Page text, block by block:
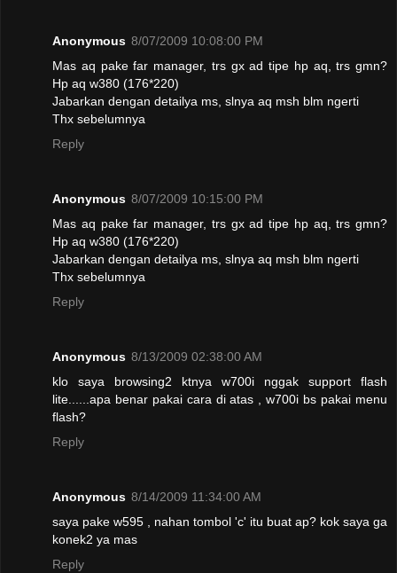
Anonymous 8/07/2009 10:08:00 PM
Mas aq pake far manager, trs gx ad tipe hp aq, trs gmn?
Hp aq w380 (176*220)
Jabarkan dengan detailya ms, slnya aq msh blm ngerti
Thx sebelumnya
Reply
Anonymous 8/07/2009 10:15:00 PM
Mas aq pake far manager, trs gx ad tipe hp aq, trs gmn?
Hp aq w380 (176*220)
Jabarkan dengan detailya ms, slnya aq msh blm ngerti
Thx sebelumnya
Reply
Anonymous 8/13/2009 02:38:00 AM
klo saya browsing2 ktnya w700i nggak support flash
lite......apa benar pakai cara di atas , w700i bs pakai menu
flash?
Reply
Anonymous 8/14/2009 11:34:00 AM
saya pake w595 , nahan tombol 'c' itu buat ap? kok saya ga
konek2 ya mas
Reply